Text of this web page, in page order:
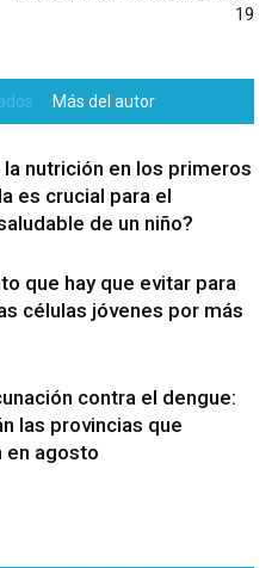
19
Más del autor
la nutrición en los primeros
es crucial para el
de un niño?
que hay que evitar para
células jóvenes por más
contra el dengue:
las provincias que
en agosto